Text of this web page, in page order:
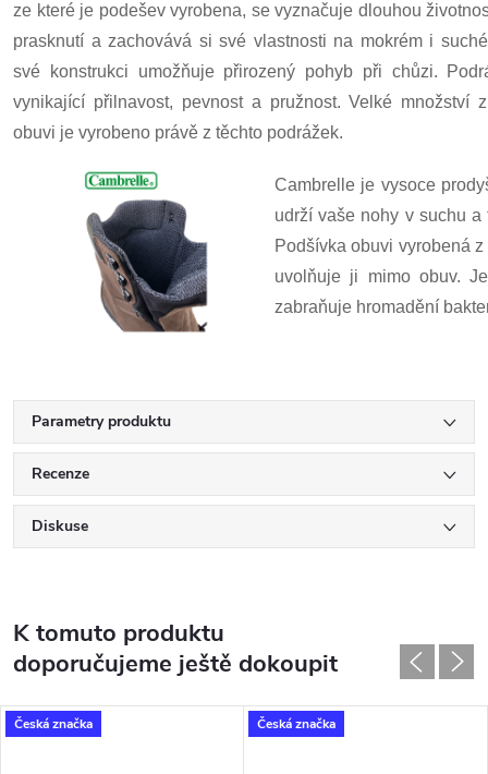
ze které je podešev vyrobena, se vyznačuje dlouhou
prasknutí a zachovává si své vlastnosti na mokrém i
své konstrukci umožňuje přirozený pohyb při chůzi.
vynikající přilnavost, pevnost a pružnost. Velké množství
obuvi je vyrobeno právě z těchto podrážek.
Cambrelle je vysoce
udrží vaše nohy v suchu a
Podšívka obuvi vyrobená
uvolňuje ji mimo obuv.
zabraňuje hromadění
Parametry produktu
Recenze
Diskuse
K tomuto produktu
doporučujeme ještě dokoupit
Česká značka Česká značka